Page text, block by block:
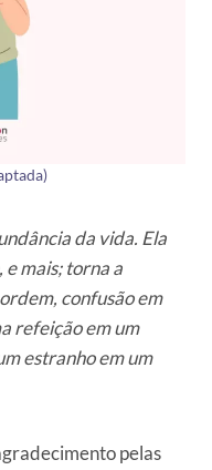
da vida. Ela
e mais; torna a
confusão em
refeição em um
estranho em um
pelas